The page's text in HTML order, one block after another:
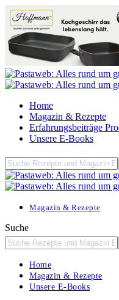
Home
Magazin & Rezepte
Erfahrungsbeiträge
Unsere E-Books
Magazin & Rezepte
Suche
Home
Magazin & Rezepte
Unsere E-Books